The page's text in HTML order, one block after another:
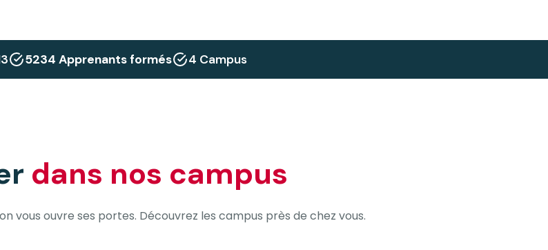
5234 Apprenants formés 4 Campus
dans nos campus
vous ouvre ses portes. Découvrez les campus près de chez vous.